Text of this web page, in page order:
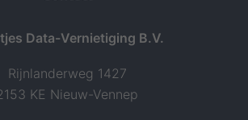
Data-Vernietiging B.V.
Rijnlanderweg 1427
KE Nieuw-Vennep